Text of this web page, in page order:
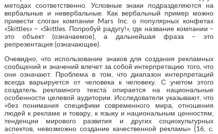
методах соответственно. Условные знаки подразделяются на
вербальные и невербальные. Как вербальный пример можно
привести слоган компании Mars Inc. о популярных конфетах
«Skittles» – «Skittles. Попробуй радугу!», где название компании –
это объект (означаемое), а дальнейшая фраза – это
репрезентация (означающее).
Очевидно, что использование знаков для создания рекламных
сообщений и значений влечет за собой интерпретацию того, что
они означают. Проблема в том, что диапазон интерпретаций
всегда варьируется от человека к человеку. С учетом этого
создатель рекламного текста опирается на национальные
особенности целевой аудитории. Исследователи указывают, что
«без понимания специфики современного мира, отношения
людей к рекламе и товару, к языку и национальным ценностям,
тенденции мирового развития и других социокультурных
аспектов, невозможно создание качественной рекламы» [16, с.